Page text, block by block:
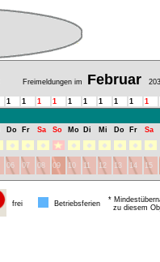
Freimeldungen im Februar
1 1 1 1 1 1 1 1 1 1
Do Fr Sa So Mo Di Mi Do Fr Sa
06 07 08 09 10 11 12 13 14 15
frei Betriebsferien
*
zu diesem